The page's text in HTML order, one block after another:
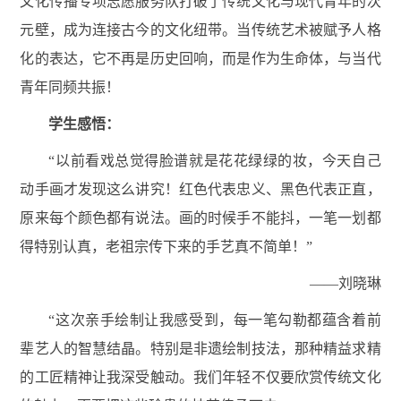
元壁，成为连接古今的文化纽带。当传统艺术被赋予人格
化的表达，它不再是历史回响，而是作为生命体，与当代
青年同频共振！
学生感悟：
“以前看戏总觉得脸谱就是花花绿绿的妆，今天自己
动手画才发现这么讲究！红色代表忠义、黑色代表正直，
原来每个颜色都有说法。画的时候手不能抖，一笔一划都
得特别认真，老祖宗传下来的手艺真不简单！”
——刘晓琳
“这次亲手绘制让我感受到，每一笔勾勒都蕴含着前
辈艺人的智慧结晶。特别是非遗绘制技法，那种精益求精
的工匠精神让我深受触动。我们年轻不仅要欣赏传统文化